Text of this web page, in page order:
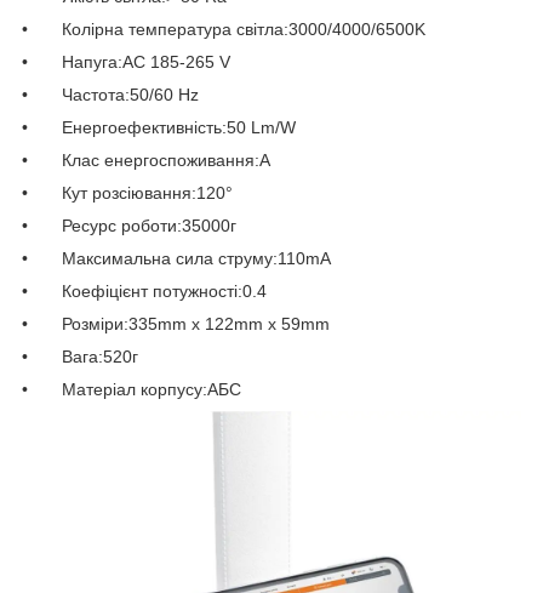
• Колірна температура світла:3000/4000/6500K
• Напуга:AC 185-265 V
• Частота:50/60 Hz
• Енергоефективність:50 Lm/W
• Клас енергоспоживання:А
• Кут розсіювання:120°
• Ресурс роботи:35000г
• Максимальна сила струму:110mA
• Коефіцієнт потужності:0.4
• Розміри:335mm x 122mm x 59mm
• Вага:520г
• Матеріал корпусу:АБС